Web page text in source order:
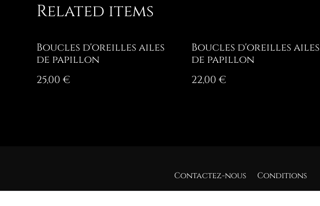
Related items
Boucles d'oreilles ailes
de papillon
25,00 €
Boucles d'oreilles ailes
de papillon
22,00 €
Contactez-nous Conditions